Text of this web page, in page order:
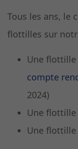
Tous les ans, le
flottilles sur
Une flottille
compte
2024)
Une
Une flottille